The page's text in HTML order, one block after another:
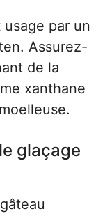
par un
Assurez-
de la
xanthane
glaçage